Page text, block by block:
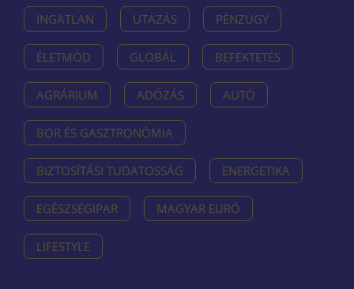
INGATLAN UTAZÁS PÉNZÜGY
ÉLETMÓD GLOBÁL BEFEKTETÉS
AGRÁRIUM ADÓZÁS AUTÓ
BOR ÉS GASZTRONÓMIA
BIZTOSÍTÁSI TUDATOSSÁG ENERGETIKA
EGÉSZSÉGIPAR MAGYAR EURÓ
LIFESTYLE